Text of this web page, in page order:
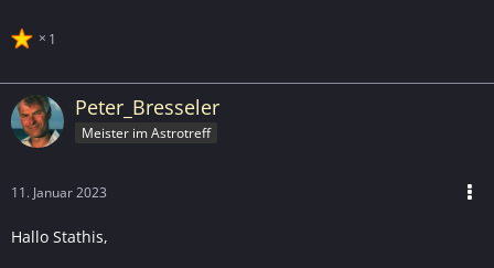
1
Peter_Bresseler
Meister im Astrotreff
11. Januar 2023
Hallo Stathis,